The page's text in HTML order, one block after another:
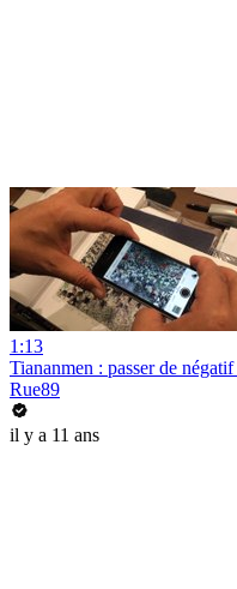
1:13
Tiananmen : passer de
Rue89
il y a 11 ans